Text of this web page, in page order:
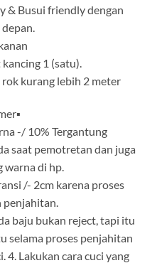
& Busui friendly dengan
depan.
1 (satu).
rok kurang lebih 2 meter
-/ 10% Tergantung
saat pemotretan dan juga
warna di hp.
/- 2cm karena proses
baju bukan reject, tapi itu
selama proses penjahitan
4. Lakukan cara cuci yang